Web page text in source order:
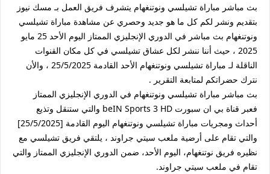
بث مباشر مباراة تشيلسي ونوتنغهام يتشرف فريق العمل بـ مسك نيوز
بتقديم ونشر لكم كل ما هو جديد وحصري عن مشاهدة مباراة تشيلسي
ونوتنغهام بث مباشر في الدوري الإنجليزي الممتاز اليوم الأحد 25 مايو
2025 ، حيث أننا ننشر لكل عشاق تشيلسي في كل مكان القنوات
الناقلة لـ مباراة تشيلسي ونوتنغهام الأحد القادمة 25/5/2025 ، والأن
نترك حضراتكم لمتابعة التقرير .
بث مباشر مباراة تشيلسي ونوتنغهام في الدوري الإنجليزي الممتاز
فعبر قناة بي ان سبورت beIN Sports 3 HD والتي ستنقل وتذيع
أحداث ومجريات مباراة تشيلسي ونوتنغهام اليوم القادمة [25/5/2025]
والتي تقام على أرضية ملعب سيتي جراوند ، يلتقي فريق تشيلسي مع
نظيره فريق نوتنغهام، اليوم الأحد، ضمن الدوري الإنجليزي الممتاز والتي
تقام في ملعب سيتي جراوند.